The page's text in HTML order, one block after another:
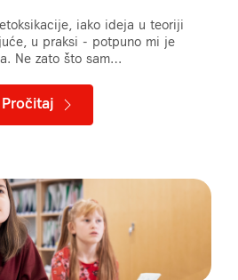
iako ideja u teoriji
u praksi - potpuno mi je
Ne zato što sam…
Pročitaj